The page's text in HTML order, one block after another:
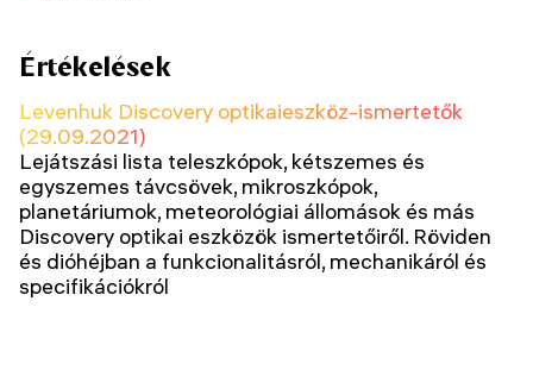
Értékelések
Levenhuk Discovery optikaieszköz-ismertetők
(29.09.2021)
Lejátszási lista teleszkópok, kétszemes és
egyszemes távcsövek, mikroszkópok,
planetáriumok, meteorológiai állomások és más
Discovery optikai eszközök ismertetőiről. Röviden
és dióhéjban a funkcionalitásról, mechanikáról és
specifikációkról